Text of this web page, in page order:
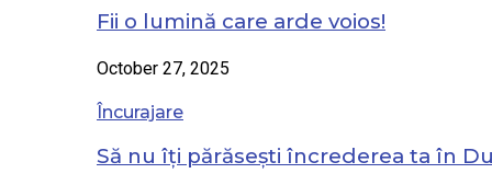
Fii o lumină care arde voios!
October 27, 2025
Încurajare
Să nu îți părăsești încrederea ta în